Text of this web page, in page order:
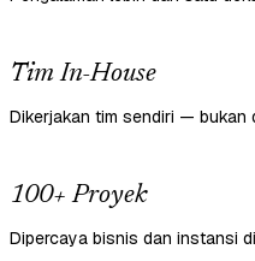
Tim In-House
Dikerjakan tim sendiri — bukan
100+ Proyek
Dipercaya bisnis dan instansi